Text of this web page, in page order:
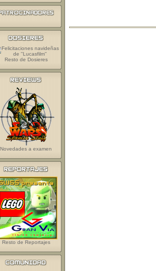
Resto de Dosieres
Novedades a examen
Resto de Reportajes